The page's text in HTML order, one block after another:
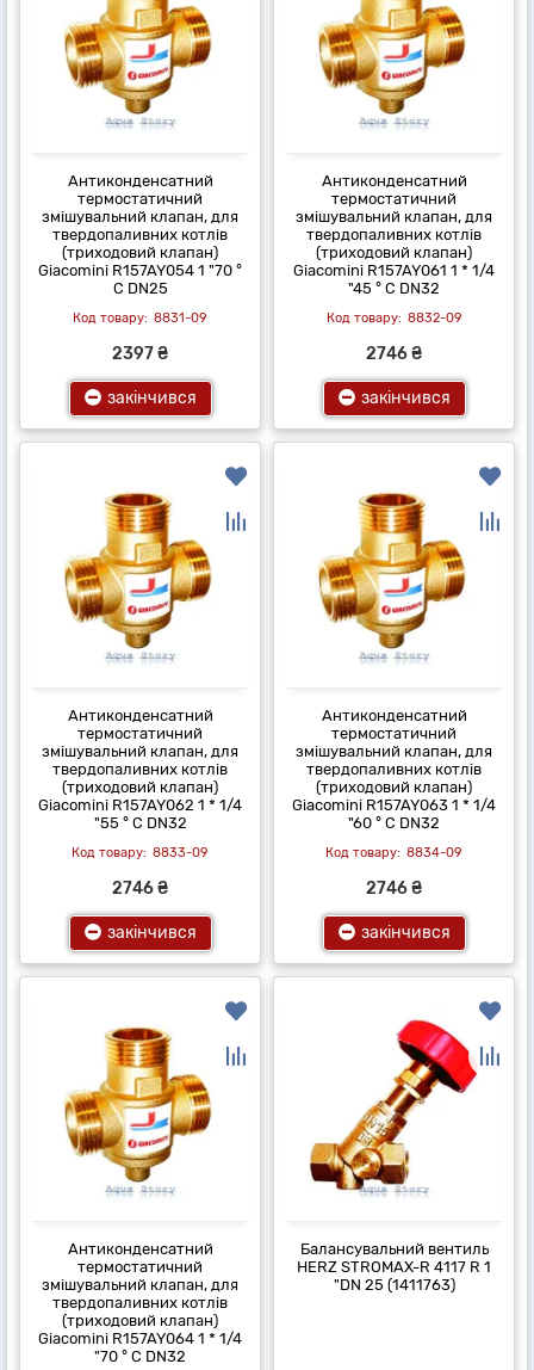
Антиконденсатний
термостатичний
змішувальний клапан, для
твердопаливних котлів
(триходовий клапан)
Giacomini R157AY054 1 "70 °
C DN25
8831-09
2397 ₴
закінчився
Антиконденсатний
термостатичний
змішувальний клапан, для
твердопаливних котлів
(триходовий клапан)
Giacomini R157AY061 1 * 1/4
"45 ° C DN32
8832-09
2746 ₴
закінчився
Антиконденсатний
термостатичний
змішувальний клапан, для
твердопаливних котлів
(триходовий клапан)
Giacomini R157AY062 1 * 1/4
"55 ° C DN32
8833-09
2746 ₴
закінчився
Антиконденсатний
термостатичний
змішувальний клапан, для
твердопаливних котлів
(триходовий клапан)
Giacomini R157AY063 1 * 1/4
"60 ° C DN32
8834-09
2746 ₴
закінчився
Антиконденсатний
термостатичний
змішувальний клапан, для
твердопаливних котлів
(триходовий клапан)
Giacomini R157AY064 1 * 1/4
"70 ° C DN32
Балансувальний вентиль
HERZ STROMAX-R 4117 R 1
"DN 25 (1411763)